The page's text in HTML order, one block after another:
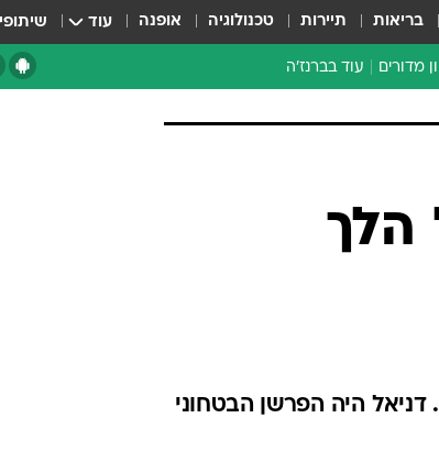
בריאות תיירות טכנולוגיה אופנה עוד
מדורים עוד בברנז'ה
הלך
73 מהתקף לב בביתו. דניאל היה הפרשן הבטחוני